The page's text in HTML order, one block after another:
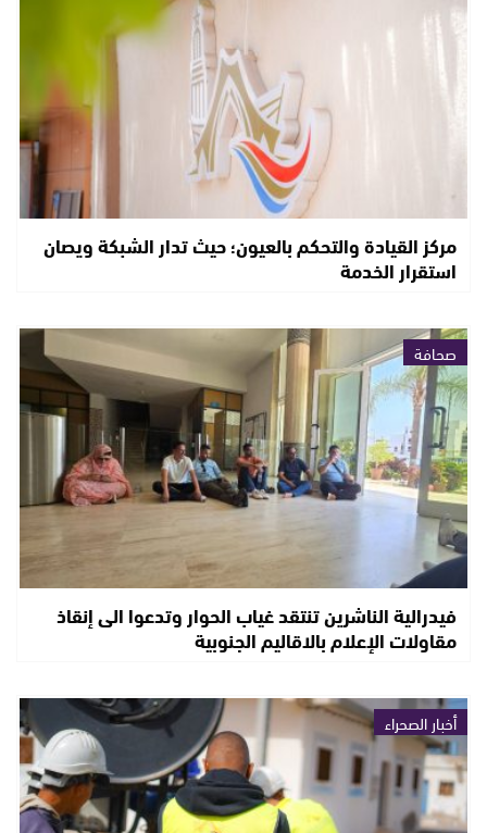
مركز القيادة والتحكم بالعيون؛ حيث تدار الشبكة ويصان
استقرار الخدمة
صحافة
فيدرالية الناشرين تنتقد غياب الحوار وتدعوا الى إنقاذ
مقاولات الإعلام بالاقاليم الجنوبية
أخبار الصحراء